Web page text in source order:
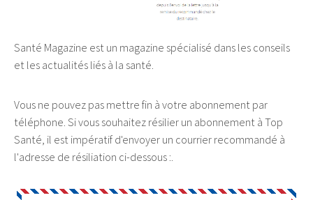
Santé Magazine est un magazine spécialisé dans les conseils
et les actualités liés à la santé.
Vous ne pouvez pas mettre fin à votre abonnement par
téléphone. Si vous souhaitez résilier un abonnement à Top
Santé, il est impératif d'envoyer un courrier recommandé à
l'adresse de résiliation ci-dessous :.